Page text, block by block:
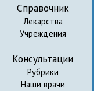
Справочник
Лекарства
Учреждения
Консультации
Рубрики
Наши врачи